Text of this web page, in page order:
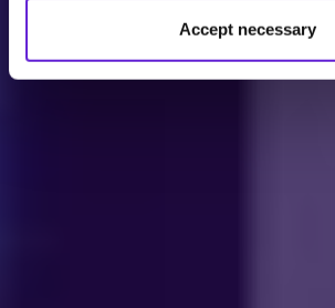
Accept necessary